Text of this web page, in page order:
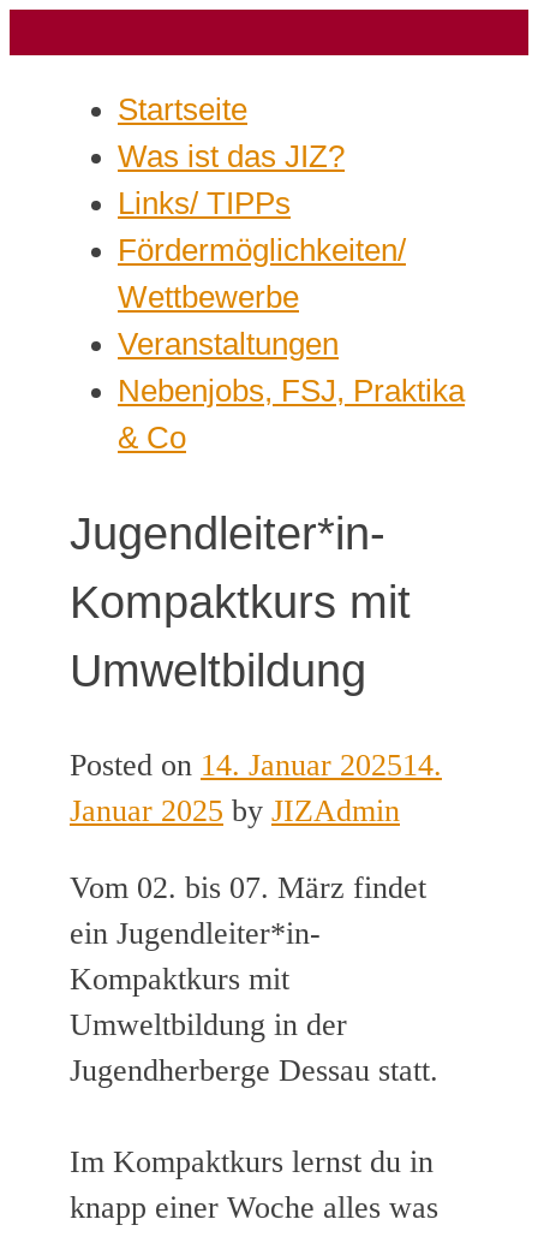
Startseite
Was ist das JIZ?
Links/ TIPPs
Fördermöglichkeiten/
Wettbewerbe
Veranstaltungen
Nebenjobs, FSJ, Praktika
& Co
Jugendleiter*in-
Kompaktkurs mit
Umweltbildung
Posted on 14. Januar 202514.
Januar 2025 by JIZAdmin
Vom 02. bis 07. März findet
ein Jugendleiter*in-
Kompaktkurs mit
Umweltbildung in der
Jugendherberge Dessau statt.
Im Kompaktkurs lernst du in
knapp einer Woche alles was